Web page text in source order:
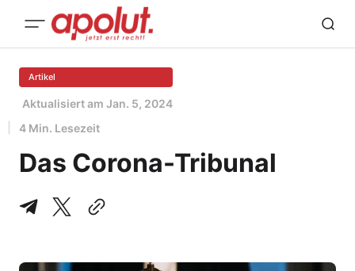
Artikel
Aktualisiert am Jan. 5, 2024
4 Min. Lesezeit
Das Corona-Tribunal